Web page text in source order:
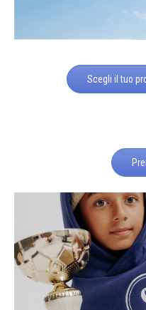
Scegli il tuo